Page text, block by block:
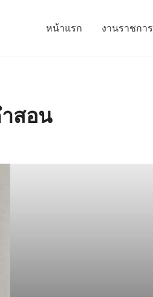
หน้าแรก งานราชการ
สอน